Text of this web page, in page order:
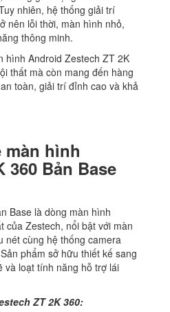
nhiên, hệ thống giải trí
nên lỗi thời, màn hình nhỏ,
thông minh.
hình Android Zestech ZT 2K
thất mà còn mang đến hàng
toàn, giải trí đỉnh cao và khả
màn hình
360 Bản Base
Base là dòng màn hình
của Zestech, nổi bật với màn
nét cùng hệ thống camera
phẩm sở hữu thiết kế sang
và loạt tính năng hỗ trợ lái
ZT 2K 360: